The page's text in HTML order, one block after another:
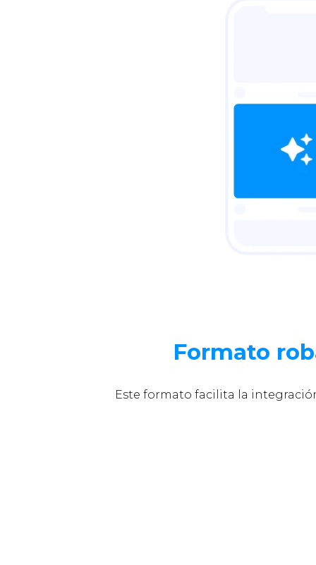
Formato
Este formato facilita la